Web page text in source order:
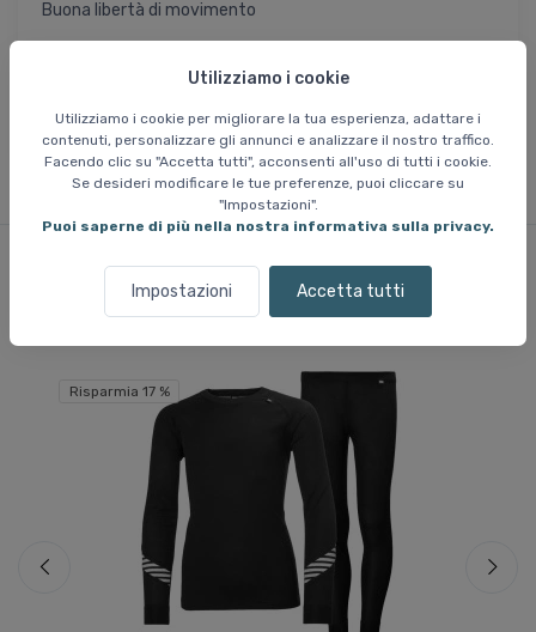
Utilizziamo i cookie
Utilizziamo i cookie per migliorare la tua esperienza, adattare i
contenuti, personalizzare gli annunci e analizzare il nostro traffico.
Facendo clic su "Accetta tutti", acconsenti all'uso di tutti i cookie.
Se desideri modificare le tue preferenze, puoi cliccare su
"Impostazioni".
Puoi saperne di più nella nostra informativa sulla privacy.
Impostazioni Accetta tutti
Buona libertà di movimento
26% polipropilene
Prodotti simili
Risparmia 17 %